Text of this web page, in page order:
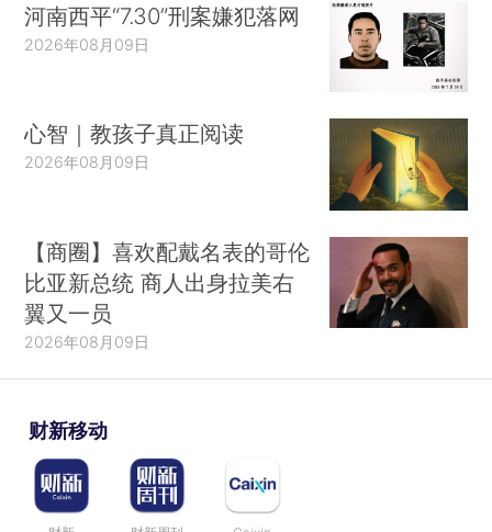
河南西平“7.30”刑案嫌犯落网
2026年08月09日
心智｜教孩子真正阅读
2026年08月09日
【商圈】喜欢配戴名表的哥伦
比亚新总统 商人出身拉美右
翼又一员
2026年08月09日
财新移动